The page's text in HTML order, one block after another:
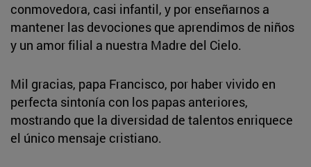
conmovedora, casi infantil, y por enseñarnos a
mantener las devociones que aprendimos de niños
y un amor filial a nuestra Madre del Cielo.
Mil gracias, papa Francisco, por haber vivido en
perfecta sintonía con los papas anteriores,
mostrando que la diversidad de talentos enriquece
el único mensaje cristiano.